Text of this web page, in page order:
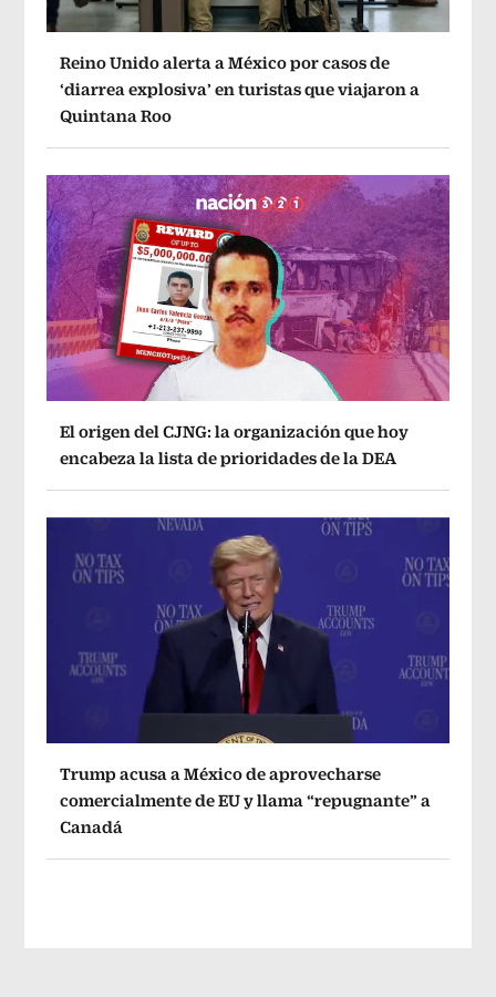
Reino Unido alerta a México por casos de
‘diarrea explosiva’ en turistas que viajaron a
Quintana Roo
El origen del CJNG: la organización que hoy
encabeza la lista de prioridades de la DEA
Trump acusa a México de aprovecharse
comercialmente de EU y llama “repugnante” a
Canadá